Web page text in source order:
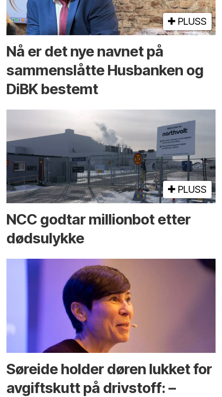
PLUSS
Nå er det nye navnet på
sammenslåtte Husbanken og
DiBK bestemt
PLUSS
NCC godtar millionbot etter
dødsulykke
Søreide holder døren lukket for
avgiftskutt på drivstoff: –